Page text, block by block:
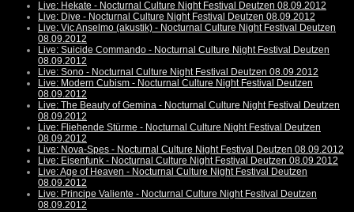
Live: Hekate - Nocturnal Culture Night Festival Deutzen 08.09.2012
Live: Dive - Nocturnal Culture Night Festival Deutzen 08.09.2012
Live: Vic Anselmo (akustik) - Nocturnal Culture Night Festival Deutzen
08.09.2012
Live: Suicide Commando - Nocturnal Culture Night Festival Deutzen
08.09.2012
Live: Sono - Nocturnal Culture Night Festival Deutzen 08.09.2012
Live: Modern Cubism - Nocturnal Culture Night Festival Deutzen
08.09.2012
Live: The Beauty of Gemina - Nocturnal Culture Night Festival Deutzen
08.09.2012
Live: Fliehende Stürme - Nocturnal Culture Night Festival Deutzen
08.09.2012
Live: Nova-Spes - Nocturnal Culture Night Festival Deutzen 08.09.2012
Live: Eisenfunk - Nocturnal Culture Night Festival Deutzen 08.09.2012
Live: Age of Heaven - Nocturnal Culture Night Festival Deutzen
08.09.2012
Live: Principe Valiente - Nocturnal Culture Night Festival Deutzen
08.09.2012